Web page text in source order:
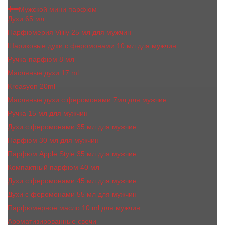
Мужской мини парфюм
Духи 65 мл
Парфюмерия Vilily 25 мл для мужчин
Шариковые духи с феромонами 10 мл для мужчин
Ручка-парфюм 8 мл
Масляные духи 17 ml
Kreasyon 20ml
Масляные духи c феромонами 7мл для мужчин
Ручка 15 мл для мужчин
Духи с феромонами 35 мл для мужчин
Парфюм 30 мл для мужчин
Парфюм Apple Style 35 мл для мужчин
Компактный парфюм 40 мл
Духи с феромонами 45 мл для мужчин
Духи с феромонами 55 мл для мужчин
Парфюмерное масло 10 ml для мужчин
Ароматизированные свечи